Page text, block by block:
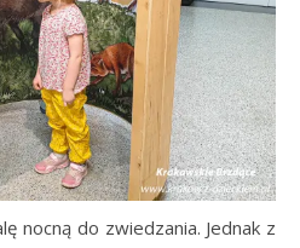
nocną do zwiedzania. Jednak z